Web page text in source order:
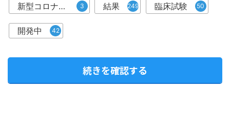
新型コロナウイルス感染症治療薬 3 結果 249 臨床試験 50
開発中 42
続きを確認する